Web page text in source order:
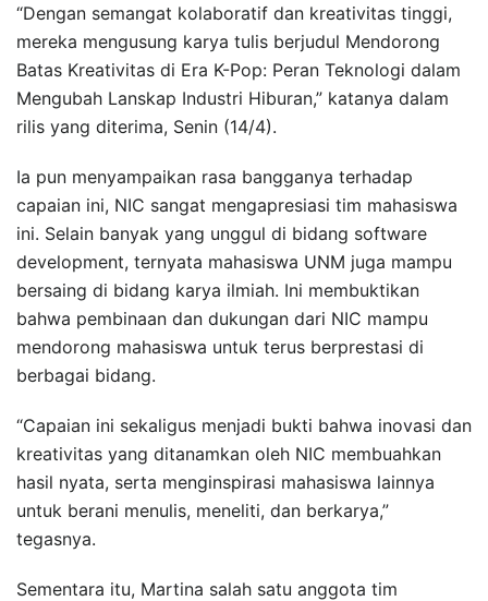
“Dengan semangat kolaboratif dan kreativitas tinggi,
mereka mengusung karya tulis berjudul Mendorong
Batas Kreativitas di Era K-Pop: Peran Teknologi dalam
Mengubah Lanskap Industri Hiburan,” katanya dalam
rilis yang diterima, Senin (14/4).
Ia pun menyampaikan rasa bangganya terhadap
capaian ini, NIC sangat mengapresiasi tim mahasiswa
ini. Selain banyak yang unggul di bidang software
development, ternyata mahasiswa UNM juga mampu
bersaing di bidang karya ilmiah. Ini membuktikan
bahwa pembinaan dan dukungan dari NIC mampu
mendorong mahasiswa untuk terus berprestasi di
berbagai bidang.
“Capaian ini sekaligus menjadi bukti bahwa inovasi dan
kreativitas yang ditanamkan oleh NIC membuahkan
hasil nyata, serta menginspirasi mahasiswa lainnya
untuk berani menulis, meneliti, dan berkarya,”
tegasnya.
Sementara itu, Martina salah satu anggota tim